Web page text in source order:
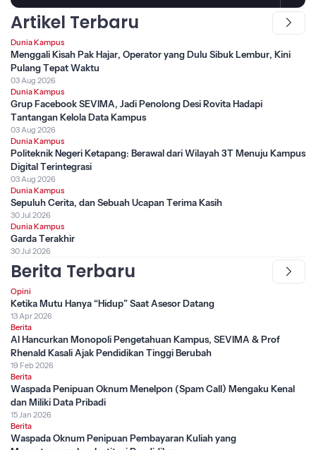
Artikel Terbaru
Dunia Kampus
Menggali Kisah Pak Hajar, Operator yang Dulu Sibuk Lembur, Kini
Pulang Tepat Waktu
03 Aug 2026
Dunia Kampus
Grup Facebook SEVIMA, Jadi Penolong Desi Rovita Hadapi
Tantangan Kelola Data Kampus
03 Aug 2026
Dunia Kampus
Politeknik Negeri Ketapang: Berawal dari Wilayah 3T Menuju Kampus
Digital Terintegrasi
03 Aug 2026
Dunia Kampus
Sepuluh Cerita, dan Sebuah Ucapan Terima Kasih
30 Jul 2026
Dunia Kampus
Garda Terakhir
30 Jul 2026
Berita Terbaru
Opini
Ketika Mutu Hanya “Hidup” Saat Asesor Datang
13 Apr 2026
Berita
AI Hancurkan Monopoli Pengetahuan Kampus, SEVIMA & Prof
Rhenald Kasali Ajak Pendidikan Tinggi Berubah
19 Feb 2026
Berita
Waspada Penipuan Oknum Menelpon (Spam Call) Mengaku Kenal
dan Miliki Data Pribadi
15 Jan 2026
Berita
Waspada Oknum Penipuan Pembayaran Kuliah yang